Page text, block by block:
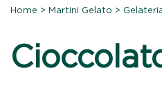
Home >Martini Gelato >